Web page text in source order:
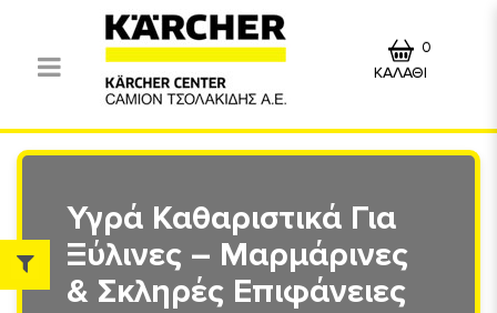
ΚΑΛΑΘΙ
0
Υγρά Καθαριστικά Για
Ξύλινες – Μαρμάρινες
& Σκληρές Επιφάνειες